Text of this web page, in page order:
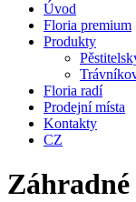
Úvod
Floria premium
Produkty
Floria radí
Prodejní místa
Kontakty
CZ